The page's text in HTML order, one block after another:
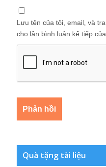
Lưu tên của tôi, email, và
cho lần bình luận kế tiếp của
Quà tặng tài liệu